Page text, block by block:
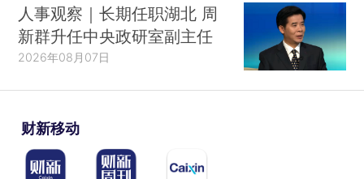
人事观察｜长期任职湖北 周
新群升任中央政研室副主任
2026年08月07日
财新移动